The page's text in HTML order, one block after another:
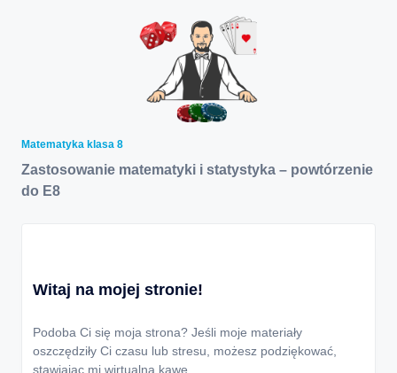
Matematyka klasa 8
Zastosowanie matematyki i statystyka – powtórzenie
do E8
Witaj na mojej stronie!
Podoba Ci się moja strona? Jeśli moje materiały
oszczędziły Ci czasu lub stresu, możesz podziękować,
stawiając mi wirtualną kawę.